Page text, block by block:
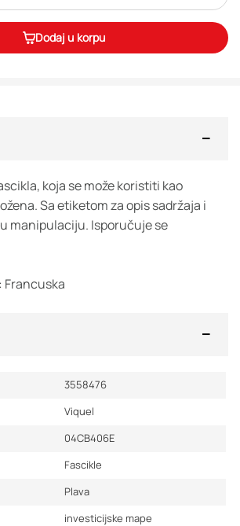
Dodaj u korpu
koja se može koristiti kao
Sa etiketom za opis sadržaja i
manipulaciju. Isporučuje se
Francuska
3558476
Viquel
04CB406E
Fascikle
Plava
investicijske mape